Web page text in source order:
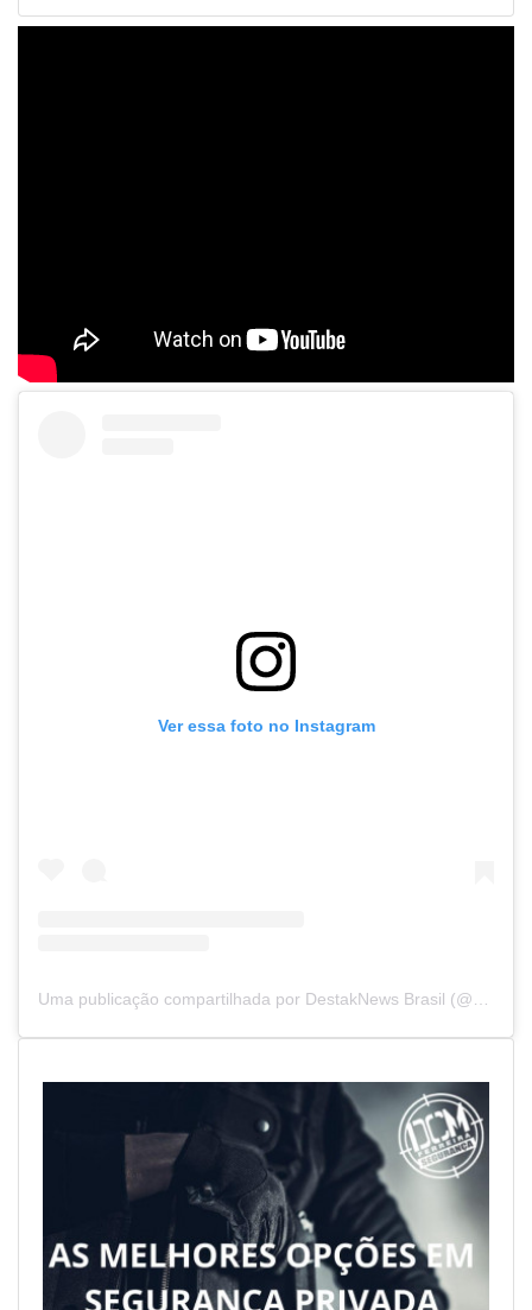
Ver essa foto no Instagram
Uma publicação compartilhada por DestakNews Brasil (@destaknewsbrasiloficial)